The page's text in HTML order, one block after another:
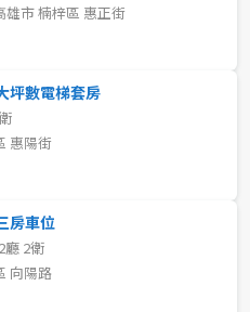
雄市 楠梓區 惠正街
坪數電梯套房
惠陽街
房車位
廳 2衛
向陽路